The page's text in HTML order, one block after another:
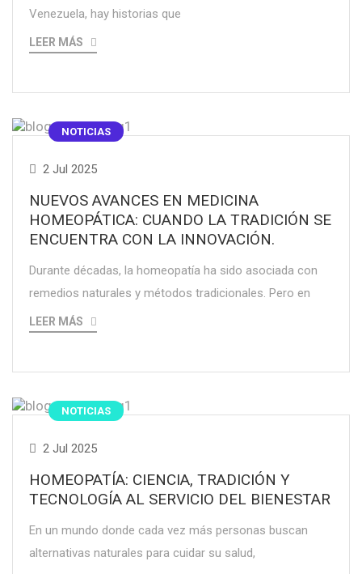
Venezuela, hay historias que
LEER MÁS
NOTICIAS
2 Jul 2025
NUEVOS AVANCES EN MEDICINA
HOMEOPÁTICA: CUANDO LA TRADICIÓN SE
ENCUENTRA CON LA INNOVACIÓN.
Durante décadas, la homeopatía ha sido asociada con
remedios naturales y métodos tradicionales. Pero en
LEER MÁS
NOTICIAS
2 Jul 2025
HOMEOPATÍA: CIENCIA, TRADICIÓN Y
TECNOLOGÍA AL SERVICIO DEL BIENESTAR
En un mundo donde cada vez más personas buscan
alternativas naturales para cuidar su salud,